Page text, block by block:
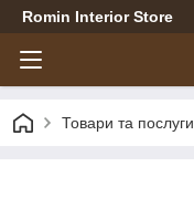
Romin Interior Store
Товари та послуги